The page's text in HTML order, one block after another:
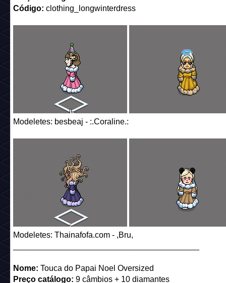
Código: clothing_longwinterdress
Modeletes: besbeaj - :.Coraline.:
Modeletes: Thainafofa.com - ,Bru,
Nome: Touca do Papai Noel Oversized
Preço catálogo: 9 câmbios + 10 diamantes